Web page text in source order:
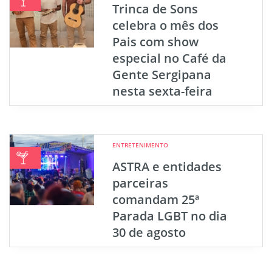
Trinca de Sons
celebra o mês dos
Pais com show
especial no Café da
Gente Sergipana
nesta sexta-feira
ENTRETENIMENTO
ASTRA e entidades
parceiras
comandam 25ª
Parada LGBT no dia
30 de agosto